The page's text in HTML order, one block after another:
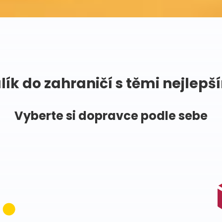
do zahraničí s těmi
Vyberte si dopravce podle sebe